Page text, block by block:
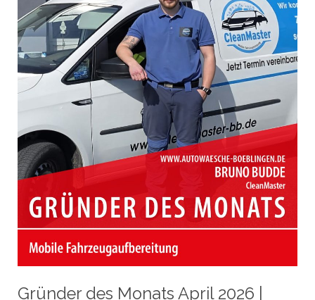
Böblingen
Gründer des Monats April 2026 |